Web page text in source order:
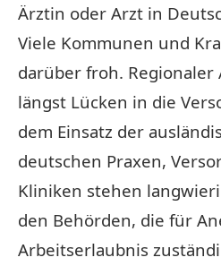
Ärztin oder Arzt in
Viele Kommunen und
darüber froh.
längst Lücken in die
dem Einsatz der
deutschen Praxen,
Kliniken stehen
den Behörden, die für
Arbeitserlaubnis